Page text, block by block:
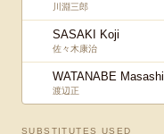
川淵三郎
SASAKI Koji
佐々木康治
WATANABE Masashi
渡辺正
SUBSTITUTES USED